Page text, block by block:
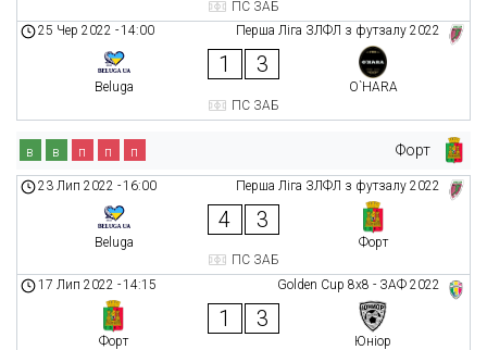
ПС ЗАБ
Перша Ліга ЗЛФЛ з футзалу 2022
25 Чер 2022 -14:00
Beluga
1 3
O`HARA
ПС ЗАБ
Форт
в в п п п
Перша Ліга ЗЛФЛ з футзалу 2022
23 Лип 2022 -16:00
Beluga
4 3
Форт
ПС ЗАБ
Golden Cup 8х8 - ЗАФ 2022
17 Лип 2022 -14:15
Форт
1 3
Юніор